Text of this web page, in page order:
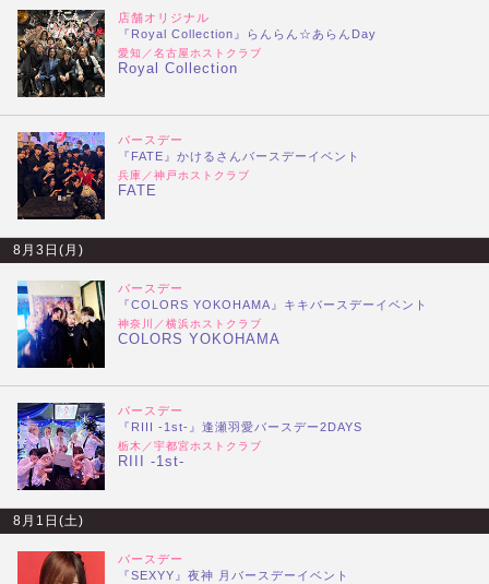
店舗オリジナル
『Royal Collection』らんらん☆あらんDay
愛知／名古屋ホストクラブ
Royal Collection
バースデー
『FATE』かけるさんバースデーイベント
兵庫／神戸ホストクラブ
FATE
8月3日(月)
バースデー
『COLORS YOKOHAMA』キキバースデーイベント
神奈川／横浜ホストクラブ
COLORS YOKOHAMA
バースデー
『RIII -1st-』逢瀬羽愛バースデー2DAYS
栃木／宇都宮ホストクラブ
RIII -1st-
8月1日(土)
バースデー
『SEXYY』夜神 月バースデーイベント